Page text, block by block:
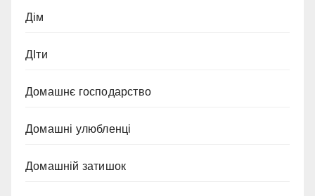
Дім
ДІти
Домашнє господарство
Домашні улюбленці
Домашній затишок